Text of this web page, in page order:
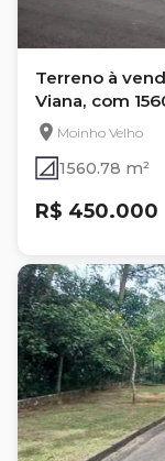
Terreno à
Viana, com
VelhoMoinho Velho
1560.78 m²
R$ 450.000